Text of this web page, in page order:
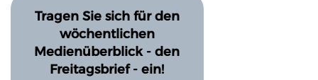
Tragen Sie sich für den
wöchentlichen
Medienüberblick - den
Freitagsbrief - ein!